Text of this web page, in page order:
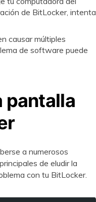
de BitLocker, intenta
causar múltiples
de software puede
pantalla
a numerosos
de eludir la
con tu BitLocker.